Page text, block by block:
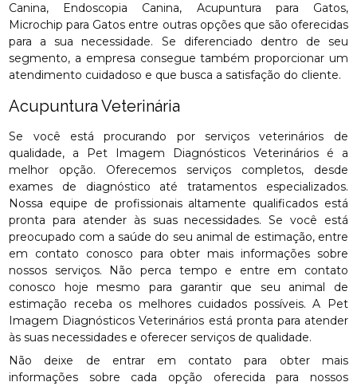
Canina, Endoscopia Canina, Acupuntura para Gatos,
Microchip para Gatos entre outras opções que são oferecidas
para a sua necessidade. Se diferenciado dentro de seu
segmento, a empresa consegue também proporcionar um
atendimento cuidadoso e que busca a satisfação do cliente.
Acupuntura Veterinária
Se você está procurando por serviços veterinários de
qualidade, a Pet Imagem Diagnósticos Veterinários é a
melhor opção. Oferecemos serviços completos, desde
exames de diagnóstico até tratamentos especializados.
Nossa equipe de profissionais altamente qualificados está
pronta para atender às suas necessidades. Se você está
preocupado com a saúde do seu animal de estimação, entre
em contato conosco para obter mais informações sobre
nossos serviços. Não perca tempo e entre em contato
conosco hoje mesmo para garantir que seu animal de
estimação receba os melhores cuidados possíveis. A Pet
Imagem Diagnósticos Veterinários está pronta para atender
às suas necessidades e oferecer serviços de qualidade.
Não deixe de entrar em contato para obter mais
informações sobre cada opção oferecida para nossos